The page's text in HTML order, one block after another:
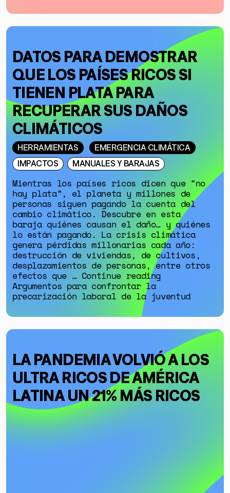
DATOS PARA DEMOSTRAR
QUE LOS PAÍSES RICOS SI
TIENEN PLATA PARA
RECUPERAR SUS DAÑOS
CLIMÁTICOS
HERRAMIENTAS
EMERGENCIA CLIMÁTICA
IMPACTOS
MANUALES Y BARAJAS
Mientras los países ricos dicen que “no
hay plata”, el planeta y millones de
personas siguen pagando la cuenta del
cambio climático. Descubre en esta
baraja quiénes causan el daño… y quiénes
lo están pagando. La crisis climática
genera pérdidas millonarias cada año:
destrucción de viviendas, de cultivos,
desplazamientos de personas, entre otros
efectos que … Continue reading
Argumentos para confrontar la
precarización laboral de la juventud
LA PANDEMIA VOLVIÓ A LOS
ULTRA RICOS DE AMÉRICA
LATINA UN 21% MÁS RICOS